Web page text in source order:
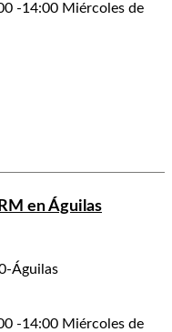
-14:00 Miércoles de
en Águilas
Águilas
-14:00 Miércoles de